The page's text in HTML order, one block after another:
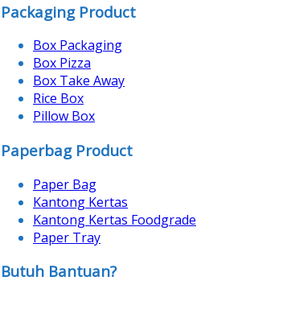
Packaging Product
Box Packaging
Box Pizza
Box Take Away
Rice Box
Pillow Box
Paperbag Product
Paper Bag
Kantong Kertas
Kantong Kertas Foodgrade
Paper Tray
Butuh Bantuan?